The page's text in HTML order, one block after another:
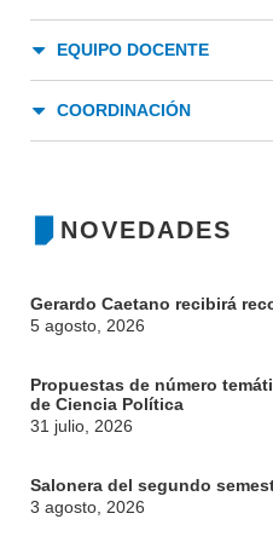
NOVEDADES
Gerardo Caetano recibirá
5 agosto, 2026
Propuestas de número
de Ciencia Política
31 julio, 2026
Salonera del segundo
3 agosto, 2026
EQUIPO DOCENTE
COORDINACIÓN